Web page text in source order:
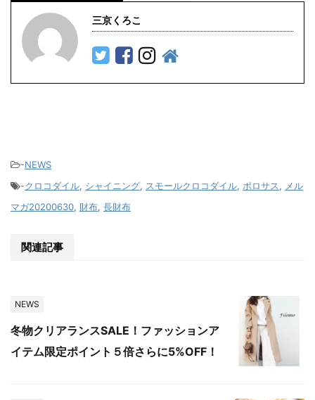
三京くろこ
-NEWS
-クロコダイル, シャイニング, スモールクロコダイル, ポロサス, メル
マガ20200630, 財布, 長財布
関連記事
NEWS
冬物クリアランスSALE！ファッションア
イテム限定ポイント５倍さらに5%OFF！